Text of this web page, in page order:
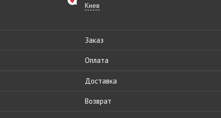
Киев
Заказ
Оплата
Доставка
Возврат